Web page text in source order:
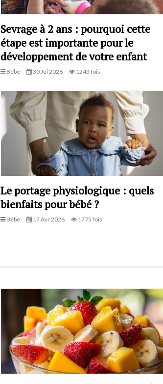
Sevrage à 2 ans : pourquoi cette
étape est importante pour le
développement de votre enfant
Bébé 30 Jui 2026 1243 fois
Le portage physiologique : quels
bienfaits pour bébé ?
Bébé 17 Avr 2026 1775 fois